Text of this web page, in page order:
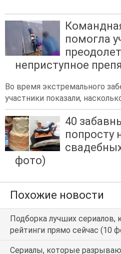
помогла
неприступное
Во время экстремального
участники показали,
40
попросту
фото)
Похожие новости
Подборка лучших сериалов,
рейтинги прямо сейчас (10
Сериалы, которые